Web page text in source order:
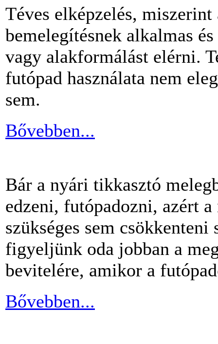
Téves elképzelés, miszerint
bemelegítésnek alkalmas
vagy alakformálást elérni.
futópad használata nem
sem.
Bővebben...
Bár a nyári tikkasztó
edzeni, futópadozni, azért
szükséges sem
figyeljünk oda jobban a
bevitelére, amikor a
Bővebben...